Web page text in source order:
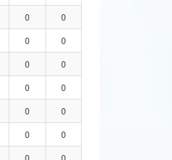
0
0
0
0
0
0
0
0
0
0
0
0
0
0